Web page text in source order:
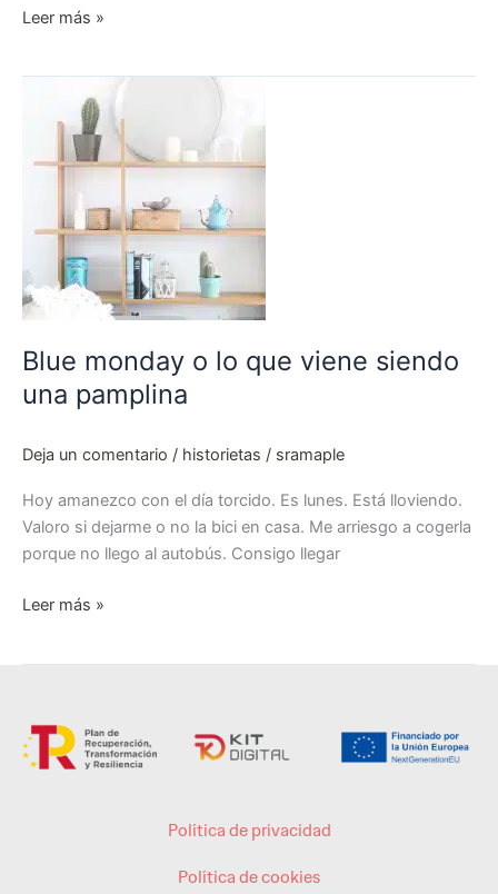
Leer más »
Blue monday o lo que viene siendo
una pamplina
Deja un comentario / historietas / sramaple
Hoy amanezco con el día torcido. Es lunes. Está lloviendo.
Valoro si dejarme o no la bici en casa. Me arriesgo a cogerla
porque no llego al autobús. Consigo llegar
monday
viene
una
pamplina
Leer más »
Política de privacidad
Política de cookies